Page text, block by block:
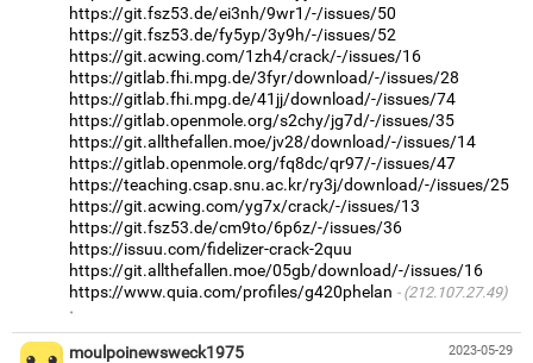
https://git.fsz53.de/ei3nh/9wr1/-/issues/50
https://git.fsz53.de/fy5yp/3y9h/-/issues/52
https://git.acwing.com/1zh4/crack/-/issues/16
https://gitlab.fhi.mpg.de/3fyr/download/-/issues/28
https://gitlab.fhi.mpg.de/41jj/download/-/issues/74
https://gitlab.openmole.org/s2chy/jg7d/-/issues/35
https://git.allthefallen.moe/jv28/download/-/issues/14
https://gitlab.openmole.org/fq8dc/qr97/-/issues/47
https://teaching.csap.snu.ac.kr/ry3j/download/-/issues/25
https://git.acwing.com/yg7x/crack/-/issues/13
https://git.fsz53.de/cm9to/6p6z/-/issues/36
https://issuu.com/fidelizer-crack-2quu
https://git.allthefallen.moe/05gb/download/-/issues/16
https://www.quia.com/profiles/g420phelan
(212.107.27.49)
·
2023-05-29
moulpoinewsweck1975